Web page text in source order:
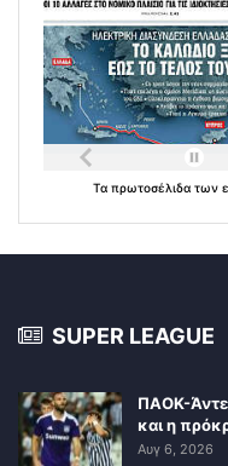
Τα πρωτοσέλιδα των
SUPER LEAGUE
ΠΑΟΚ-
και η
Αυγ 6, 2026